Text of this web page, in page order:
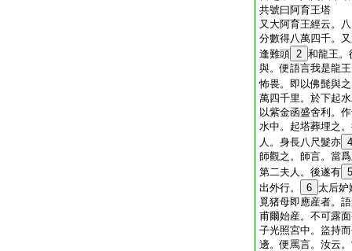
共號曰阿育王塔
又大阿育王經云。
分數得八萬四千。
逢難頭 2 和龍王。
與。便語言我是龍
怖畏。即以佛髭與
萬四千里。於下起
以紫金函盛舍利。
水中。起塔葬埋之
人。身長八尺髮亦 4
師觀之。師言。當
第二夫人。後遂有 5
出外行。
6 太后妒
覓猪母即應産者。
甫爾始産。不可露
子光照宮中。盜持
邊。便罵言。汝云